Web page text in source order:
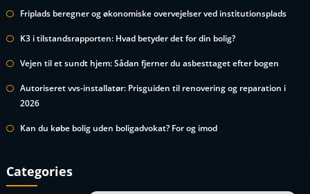
Friplads beregner og økonomiske overvejelser ved institutionsplads
K3 i tilstandsrapporten: Hvad betyder det for din bolig?
Vejen til et sundt hjem: Sådan fjerner du asbesttaget efter bogen
Autoriseret vvs-installatør: Prisguiden til renovering og reparation i
2026
Kan du købe bolig uden boligadvokat? For og imod
Categories